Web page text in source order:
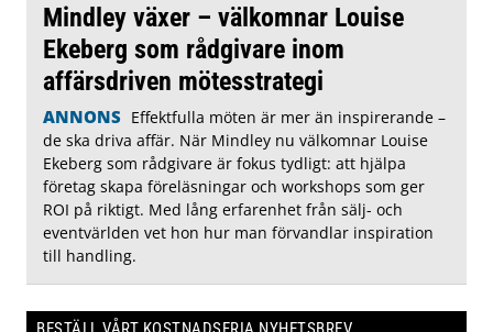
Mindley växer – välkomnar Louise
Ekeberg som rådgivare inom
affärsdriven mötesstrategi
ANNONS Effektfulla möten är mer än inspirerande –
de ska driva affär. När Mindley nu välkomnar Louise
Ekeberg som rådgivare är fokus tydligt: att hjälpa
företag skapa föreläsningar och workshops som ger
ROI på riktigt. Med lång erfarenhet från sälj- och
eventvärlden vet hon hur man förvandlar inspiration
till handling.